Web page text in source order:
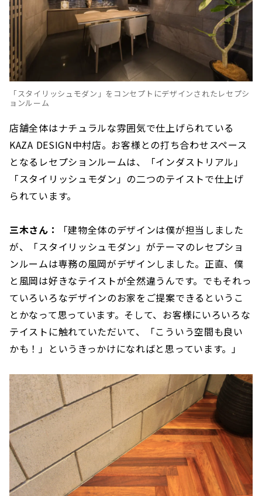
「スタイリッシュモダン」をコンセプトにデザインされたレセプシ
ョンルーム
店舗全体はナチュラルな雰囲気で仕上げられている
KAZA DESIGN中村店。お客様との打ち合わせスペース
となるレセプションルームは、「インダストリアル」
「スタイリッシュモダン」の二つのテイストで仕上げ
られています。
三木さん：
「建物全体のデザインは僕が担当しました
が、「スタイリッシュモダン」がテーマのレセプショ
ンルームは専務の風岡がデザインしました。正直、僕
と風岡は好きなテイストが全然違うんです。でもそれっ
ていろいろなデザインのお家をご提案できるというこ
とかなって思っています。そして、お客様にいろいろな
テイストに触れていただいて、「こういう空間も良い
かも！」というきっかけになればと思っています。」